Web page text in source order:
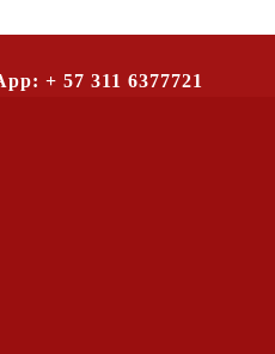
+ 57 311 6377721